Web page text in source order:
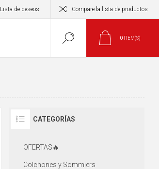
Lista de deseos Compare la lista de productos
0 ITEM(S)
CATEGORÍAS
OFERTAS🔥
Colchones y Sommiers